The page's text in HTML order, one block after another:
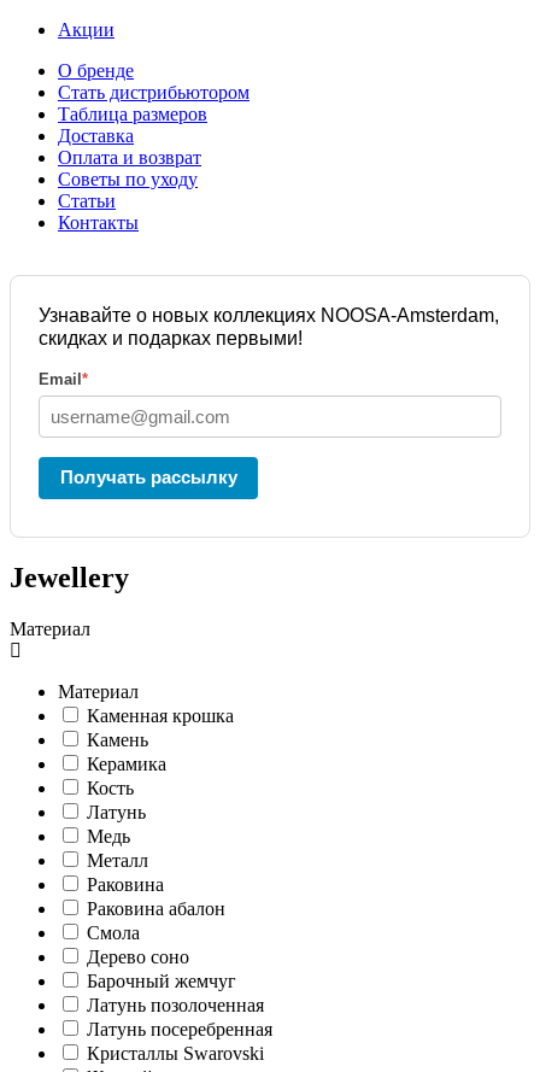
Акции
О бренде
Стать дистрибьютором
Таблица размеров
Доставка
Оплата и возврат
Советы по уходу
Статьи
Контакты
Узнавайте о новых коллекциях NOOSA-Amsterdam,
скидках и подарках первыми!
Email *
Получать рассылку
Jewellery
Материал
Материал
Каменная крошка
Камень
Керамика
Кость
Латунь
Медь
Металл
Раковина
Раковина абалон
Смола
Дерево соно
Барочный жемчуг
Латунь позолоченная
Латунь посеребренная
Кристаллы Swarovski